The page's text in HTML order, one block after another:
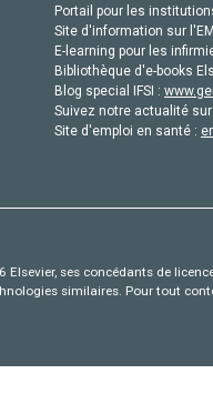
Portail pour les
Site d'information sur
E-learning pour les
Bibliothèque d'e-books
Blog special IFSI :
Suivez notre actualité
Site d'emploi en santé :
ses concédants de
similaires. Pour tout